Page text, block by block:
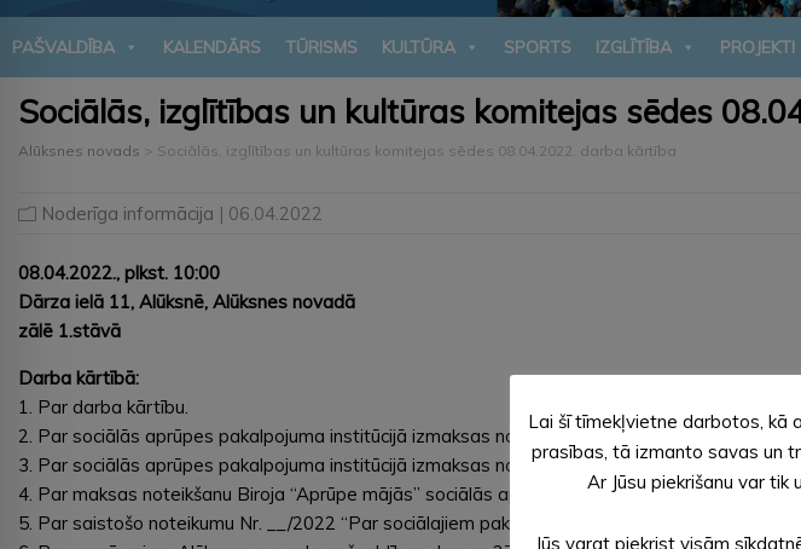
PAŠVALDĪBA KALENDĀRS TŪRISMS KULTŪRA SPORTS IZGLĪTĪBA PROJEKTI
Sociālās, izglītības un kultūras komitejas sēdes
Alūksnes novads > Sociālās, izglītības un kultūras komitejas sēdes 08.04.2022. darba kārtība
Noderīga informācija | 06.04.2022
08.04.2022., plkst. 10:00
Dārza ielā 11, Alūksnē, Alūksnes novadā
zālē 1.stāvā
Darba kārtībā:
1. Par darba kārtību.
2. Par sociālās aprūpes pakalpojuma institūcijā izmaksas noteikšanu Sociālās aprūpes centrā
3. Par sociālās aprūpes pakalpojuma institūcijā izmaksas noteikšanu Sociālās aprūpes centrā
4. Par maksas noteikšanu Biroja “Aprūpe mājās” sociālās aprūpes pakalpojumam dzīvesvietā.
5. Par saistošo noteikumu Nr. __/2022 “Par sociālajiem pakalpojumiem Alūksnes novadā”
Lai šī tīmekļvietne darbotos, kā
prasības, tā izmanto savas un
Ar Jūsu piekrišanu var
Jūs varat piekrist visām